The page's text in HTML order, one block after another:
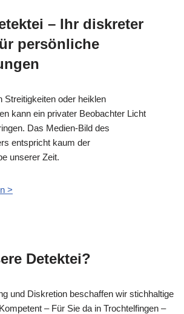
– Ihr diskreter
persönliche
Streitigkeiten oder heiklen
kann ein privater Beobachter Licht
Das Medien-Bild des
entspricht kaum der
unserer Zeit.
>
Detektei?
und Diskretion beschaffen wir stichhaltige
– Für Sie da in Trochtelfingen –